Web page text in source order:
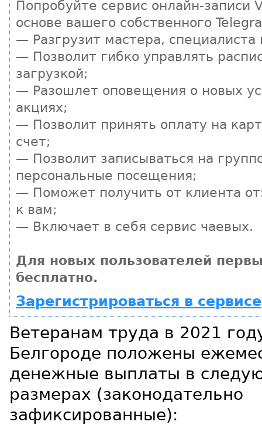
Попробуйте сервис онлайн-записи
основе вашего собственного
— Разгрузит мастера,
— Позволит гибко управлять
загрузкой;
— Разошлет оповещения о новых
акциях;
— Позволит принять оплату на
счет;
— Позволит записываться на
персональные посещения;
— Поможет получить от клиента
к вам;
— Включает в себя сервис чаевых.
Для новых пользователей
бесплатно.
Зарегистрироваться в сервисе
Ветеранам труда в 2021
Белгороде положены
денежные выплаты в
размерах (законодательно
зафиксированные):